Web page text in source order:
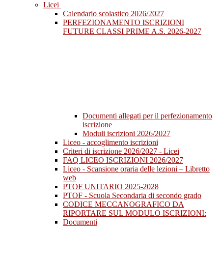
Licei
Calendario scolastico 2026/2027
PERFEZIONAMENTO ISCRIZIONI
FUTURE CLASSI PRIME A.S. 2026-2027
Documenti allegati per il perfezionamento
iscrizione
Moduli iscrizioni 2026/2027
Liceo - accoglimento iscrizioni
Criteri di iscrizione 2026/2027 - Licei
FAQ LICEO ISCRIZIONI 2026/2027
Liceo - Scansione oraria delle lezioni – Libretto
web
PTOF UNITARIO 2025-2028
PTOF - Scuola Secondaria di secondo grado
CODICE MECCANOGRAFICO DA
RIPORTARE SUL MODULO ISCRIZIONI:
Documenti